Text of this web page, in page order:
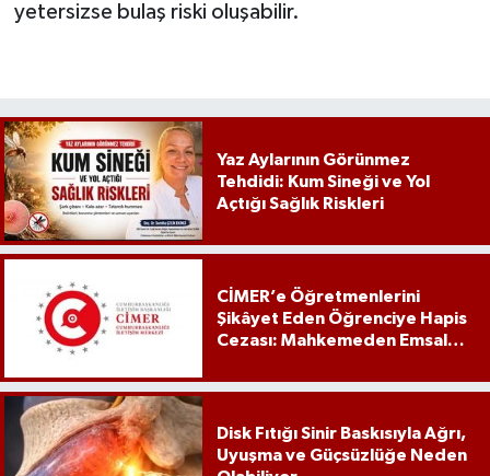
yetersizse bulaş riski oluşabilir.
Yaz Aylarının Görünmez
Tehdidi: Kum Sineği ve Yol
Açtığı Sağlık Riskleri
CİMER’e Öğretmenlerini
Şikâyet Eden Öğrenciye Hapis
Cezası: Mahkemeden Emsal
Disk Fıtığı Sinir Baskısıyla Ağrı,
Uyuşma ve Güçsüzlüğe Neden